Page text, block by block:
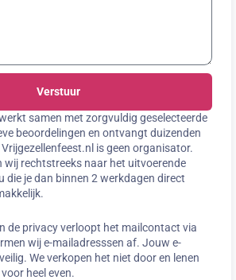
Verstuur
samen met zorgvuldig geselecteerde
beoordelingen en ontvangt duizenden
is geen organisator.
wij rechtstreeks naar het uitvoerende
die je dan binnen 2 werkdagen direct
de privacy verloopt het mailcontact via
wij e-mailadresssen af. Jouw e-
We verkopen het niet door en lenen
heel even.